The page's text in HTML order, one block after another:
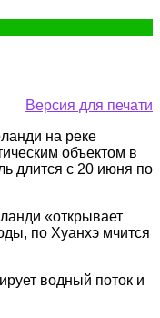
Версия для печати
на реке
объектом в
длится с 20 июня по
«открывает
по Хуанхэ мчится
водный поток и